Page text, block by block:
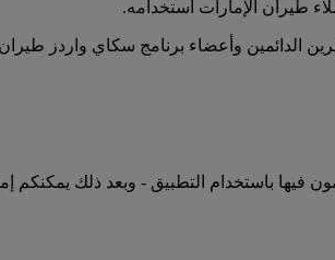
طيران الإمارات استخدامه.
الدائمين وأعضاء برنامج سكاي واردز
باستخدام التطبيق - وبعد ذلك يمكنكم